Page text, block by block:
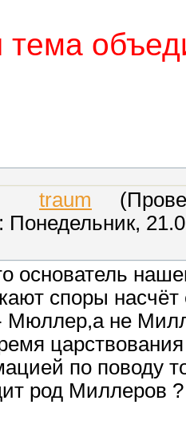
тема
traum
Понедельник,
основатель
споры
Мюллер,а не
по поводу
род Миллеров ?